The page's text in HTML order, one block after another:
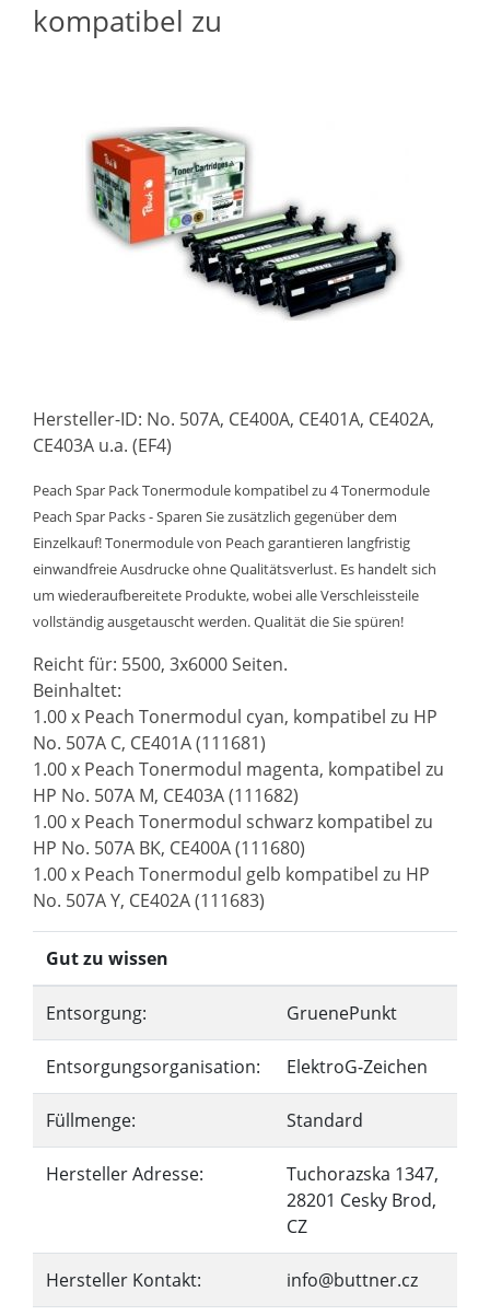
kompatibel zu
Hersteller-ID: No. 507A, CE400A, CE401A, CE402A,
CE403A u.a. (EF4)
Peach Spar Pack Tonermodule kompatibel zu 4 Tonermodule
Peach Spar Packs - Sparen Sie zusätzlich gegenüber dem
Einzelkauf! Tonermodule von Peach garantieren langfristig
einwandfreie Ausdrucke ohne Qualitätsverlust. Es handelt sich
um wiederaufbereitete Produkte, wobei alle Verschleissteile
vollständig ausgetauscht werden. Qualität die Sie spüren!
Reicht für: 5500, 3x6000 Seiten.
Beinhaltet:
1.00 x Peach Tonermodul cyan, kompatibel zu HP
No. 507A C, CE401A (111681)
1.00 x Peach Tonermodul magenta, kompatibel zu
HP No. 507A M, CE403A (111682)
1.00 x Peach Tonermodul schwarz kompatibel zu
HP No. 507A BK, CE400A (111680)
1.00 x Peach Tonermodul gelb kompatibel zu HP
No. 507A Y, CE402A (111683)
Gut zu wissen
Entsorgung: GruenePunkt
Entsorgungsorganisation: ElektroG-Zeichen
Füllmenge: Standard
Hersteller Adresse:
Tuchorazska 1347,
28201 Cesky Brod,
CZ
Hersteller Kontakt: info@buttner.cz